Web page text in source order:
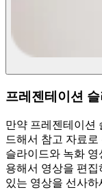
프레젠테이션
만약 프레젠테이션
드해서 참고 자료
슬라이드와 녹화
용해서 영상을 편집
있는 영상을 선사